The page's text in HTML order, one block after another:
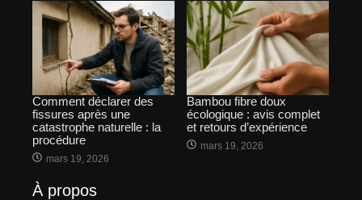
Comment déclarer des
fissures après une
catastrophe naturelle : la
procédure
mars 19, 2026
Bambou fibre doux
écologique : avis complet
et retours d’expérience
mars 19, 2026
À propos